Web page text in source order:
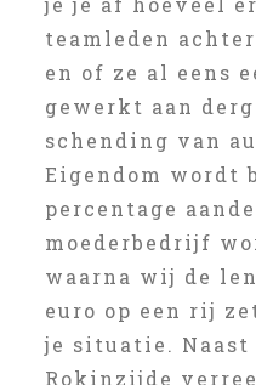
teamleden
en of ze al eens
gewerkt aan
schending van
Eigendom wordt
percentage
moederbedrijf
waarna wij de
euro op een rij
je situatie. Naast
Rokinzijde